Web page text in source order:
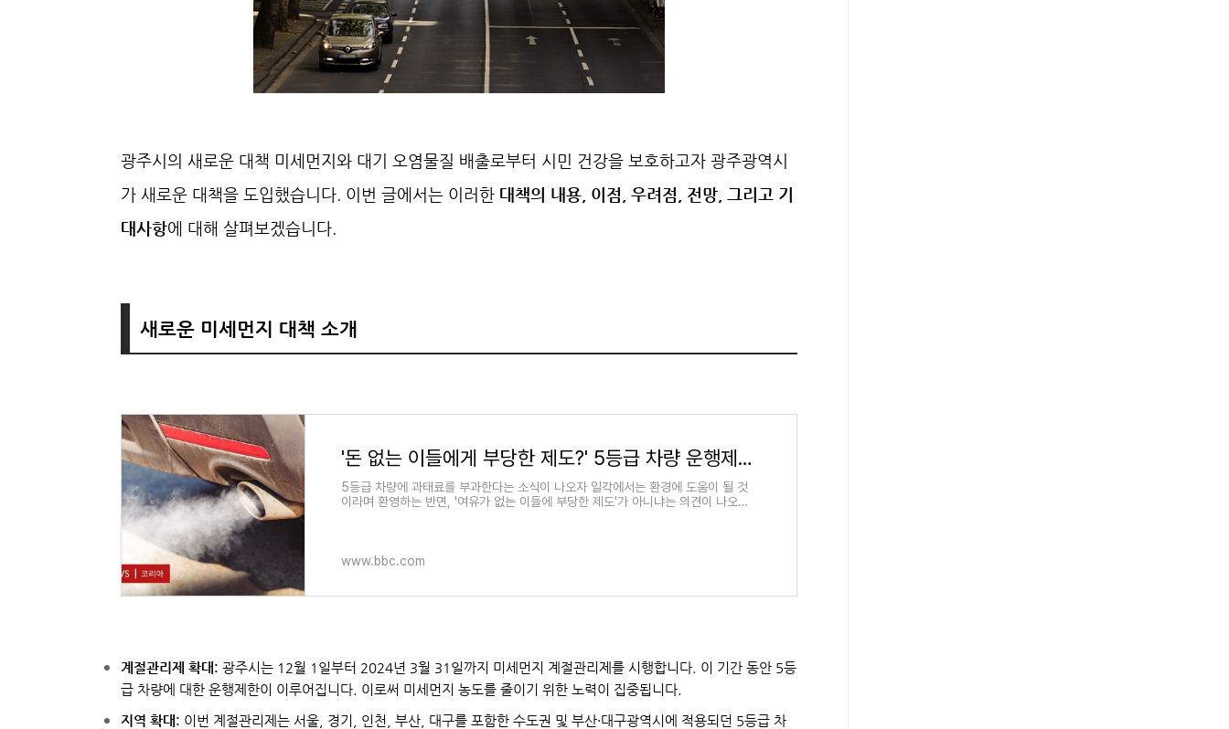
광주시의 새로운 대책 미세먼지와 대기 오염물질 배출로부터 시민 건강을 보호하고자 광주광역시
가 새로운 대책을 도입했습니다. 이번 글에서는 이러한 대책의 내용, 이점, 우려점, 전망, 그리고 기
대사항에 대해 살펴보겠습니다.
새로운 미세먼지 대책 소개
'돈 없는 이들에게 부당한 제도?' 5등급 차량 운행제한, 3분 정리 - BBC News 코리아
5등급 차량에 과태료를 부과한다는 소식이 나오자 일각에서는 환경에 도움이 될 것
이라며 환영하는 반면, '여유가 없는 이들에 부당한 제도'가 아니냐는 의견이 나오고
www.bbc.com
계절관리제 확대: 광주시는 12월 1일부터 2024년 3월 31일까지 미세먼지 계절관리제를 시행합니다. 이 기간 동안 5등
급 차량에 대한 운행제한이 이루어집니다. 이로써 미세먼지 농도를 줄이기 위한 노력이 집중됩니다.
지역 확대: 이번 계절관리제는 서울, 경기, 인천, 부산, 대구를 포함한 수도권 및 부산·대구광역시에 적용되던 5등급 차